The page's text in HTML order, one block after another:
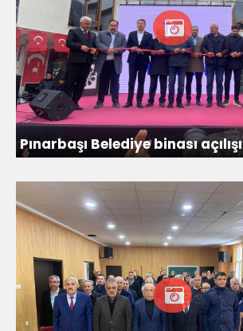
Pınarbaşı Belediye binası açılışı